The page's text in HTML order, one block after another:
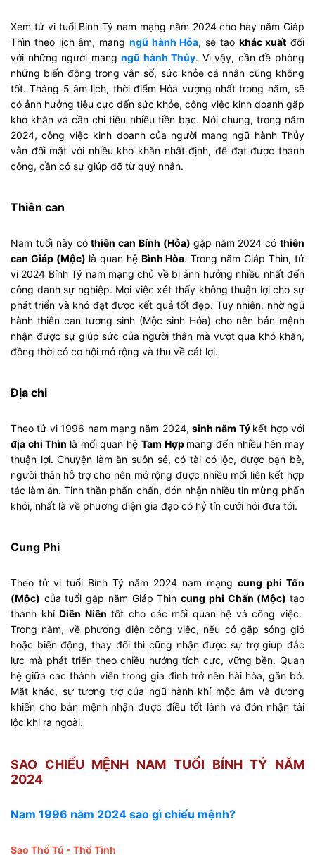
Xem tử vi tuổi Bính Tý nam mạng năm 2024 cho hay năm Giáp
Thìn theo lịch âm, mang ngũ hành Hỏa, sẽ tạo khắc xuất đối
với những người mangngũ hành Thủy. Vì vậy, cần đề phòng
những biến động trong vận số, sức khỏe cá nhân cũng không
tốt. Tháng 5 âm lịch, thời điểm Hỏa vượng nhất trong năm, sẽ
có ảnh hưởng tiêu cực đến sức khỏe, công việc kinh doanh gặp
khó khăn và cần chi tiêu nhiều tiền bạc. Nói chung, trong năm
2024, công việc kinh doanh của người mang ngũ hành Thủy
vẫn đối mặt với nhiều khó khăn nhất định, để đạt được thành
công, cần có sự giúp đỡ từ quý nhân.
Thiên can
Nam tuổi này cóthiên can Bính (Hỏa) gặp năm 2024 cóthiên
can Giáp (Mộc) là quan hệ Bình Hòa. Trong năm Giáp Thìn, tử
vi 2024 Bính Tý nam mạng chủ về bị ảnh hưởng nhiều nhất đến
công danh sự nghiệp. Mọi việc xét thấy không thuận lợi cho sự
phát triển và khó đạt được kết quả tốt đẹp. Tuy nhiên, nhờ ngũ
hành thiên can tương sinh (Mộc sinh Hỏa) cho nên bản mệnh
nhận được sự giúp sức của người thân mà vượt qua khó khăn,
đồng thời có cơ hội mở rộng và thu về cát lợi.
Địa chi
Theo tử vi 1996 nam mạng năm 2024,sinh năm Tý kết hợp với
địa chi Thìn là mối quan hệ Tam Hợp mang đến nhiều hên may
thuận lợi. Chuyện làm ăn suôn sẻ, có tài có lộc, được bạn bè,
người thân hỗ trợ cho nên mở rộng được nhiều mối liên kết hợp
tác làm ăn. Tinh thần phấn chấn, đón nhận nhiều tin mừng phấn
khởi, nhất là về phương diện gia đạo có hỷ tín cưới hỏi đưa tới.
Cung Phi
Theo tử vi tuổi Bính Tý năm 2024 nam mạng cung phi Tốn
(Mộc) của tuổi gặp năm Giáp Thìncung phi Chấn (Mộc)tạo
thành khíDiên Niên tốt cho các mối quan hệ và công việc.
Trong năm, về phương diện công việc, nếu có gặp sóng gió
hoặc biến động, thay đổi thì cũng nhận được sự trợ giúp đắc
lực mà phát triển theo chiều hướng tích cực, vững bền. Quan
hệ giữa các thành viên trong gia đình trở nên hài hòa, gắn bó.
Mặt khác, sự tương trợ của ngũ hành khí mộc âm và dương
khiến cho bản mệnh nhận được điều tốt lành và đón nhận tài
lộc khi ra ngoài.
SAO CHIẾU MỆNH NAM TUỔI BÍNH TÝ NĂM
2024
Nam 1996 năm 2024 sao gì chiếu mệnh?
Sao Thổ Tú - Thổ Tinh